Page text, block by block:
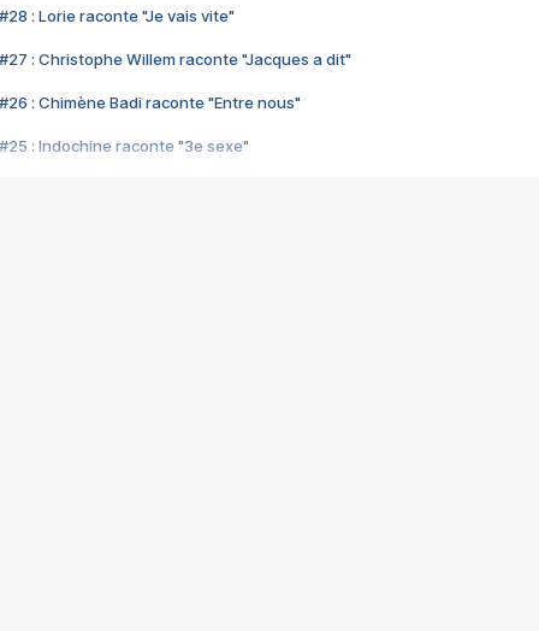
#28 : Lorie raconte "Je vais vite"
#27 : Christophe Willem raconte "Jacques a dit"
#26 : Chimène Badi raconte "Entre nous"
#25 : Indochine raconte "3e sexe"